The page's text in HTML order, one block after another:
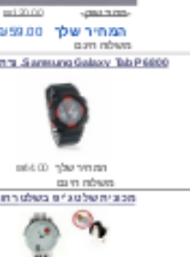
משלוח חינם
Samsung Galaxy Tab P6800, נרתיק כיסוי
המחיר שלך
משלוח חינם
₪300.00 מחיר שוק